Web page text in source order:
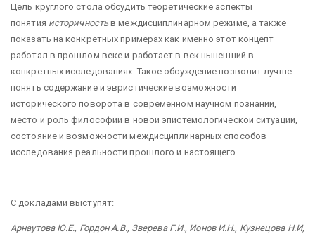
Цель круглого стола обсудить теоретические аспекты
понятия историчность в междисциплинарном режиме, а также
показать на конкретных примерах как именно этот концепт
работал в прошлом веке и работает в век нынешний в
конкретных исследованиях. Такое обсуждение позволит лучше
понять содержание и эвристические возможности
исторического поворота в современном научном познании,
место и роль философии в новой эпистемологической ситуации,
состояние и возможности междисциплинарных способов
исследования реальности прошлого и настоящего.
С докладами выступят:
Арнаутова Ю.Е., Гордон А.В., Зверева Г.И., Ионов И.Н., Кузнецова Н.И,